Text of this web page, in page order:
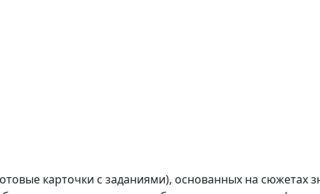
карточки с заданиями), основанных на